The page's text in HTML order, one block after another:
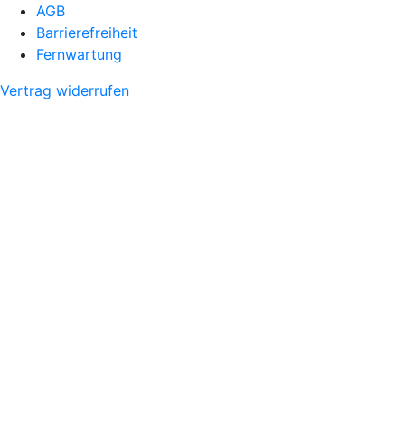
AGB
Barrierefreiheit
Fernwartung
Vertrag widerrufen